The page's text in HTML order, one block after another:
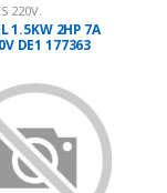
220V.
1.5KW 2HP 7A
DE1 177363